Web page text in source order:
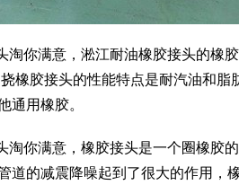
淘你满意，淞江耐油橡胶接头的橡
橡胶接头的性能特点是耐汽油和脂
通用橡胶。
淘你满意，橡胶接头是一个圈橡胶
道的减震降噪起到了很大的作用，